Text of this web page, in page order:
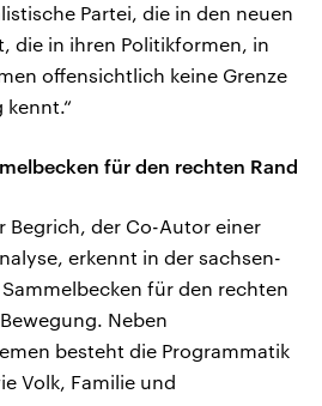
Partei, die in den neuen
die in ihren Politikformen, in
offensichtlich keine Grenze
kennt.“
für den rechten Rand
Begrich, der Co-Autor einer
erkennt in der sachsen-
für den rechten
Neben
besteht die Programmatik
Volk, Familie und